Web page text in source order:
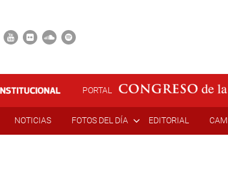
PORTAL
NOTICIAS FOTOS DEL DÍA EDITORIAL